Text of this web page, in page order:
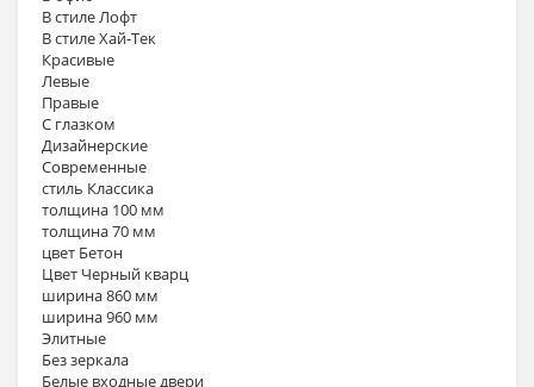
В стиле Лофт
В стиле Хай-Тек
Красивые
Левые
Правые
С глазком
Дизайнерские
Современные
стиль Классика
толщина 100 мм
толщина 70 мм
цвет Бетон
Цвет Черный кварц
ширина 860 мм
ширина 960 мм
Элитные
Без зеркала
Белые входные двери